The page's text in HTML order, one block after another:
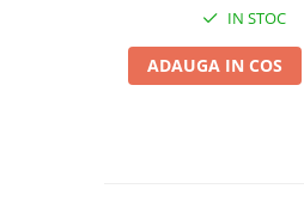
Indosariere documente
Instrumente de scris
Laminatoare documente
IN STOC
ADAUGA IN COS